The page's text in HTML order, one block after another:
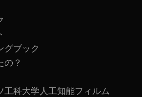
グブック
の？
工科大学人工知能フィルム